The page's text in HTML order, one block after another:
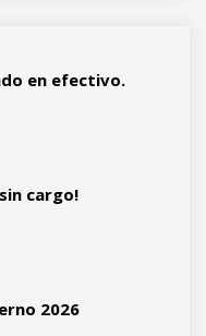
en efectivo.
cargo!
- Invierno 2026